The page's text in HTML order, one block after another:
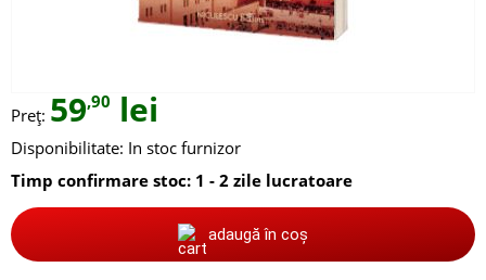
Preț: 59,90 lei
Disponibilitate: In stoc furnizor
Timp confirmare stoc: 1 - 2 zile lucratoare
adaugă în coș